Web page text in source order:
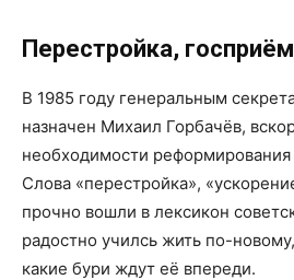
Перестройка,
В 1985 году генеральным
назначен Михаил Горбачёв,
необходимости
Слова «перестройка»,
прочно вошли в лексикон
радостно училсь жить по-
какие бури ждут её впереди.